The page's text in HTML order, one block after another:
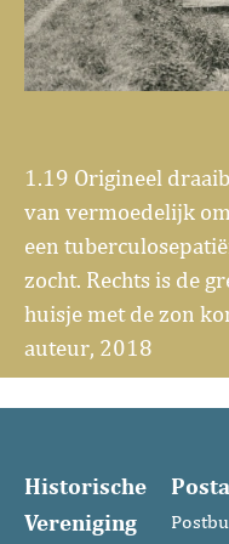
1.19 Origineel
van vermoedelijk
een
zocht. Rechts is de
huisje met de zon
auteur, 2018
Historische
Vereniging